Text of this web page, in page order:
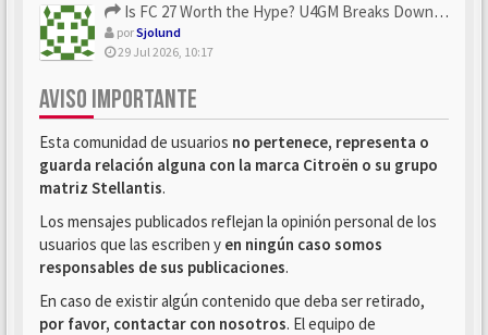
Is FC 27 Worth the Hype? U4GM Breaks Down Every Major Reveal
porSjolund
29 Jul 2026, 10:17
AVISO IMPORTANTE
Esta comunidad de usuarios no pertenece, representa o
guarda relación alguna con la marca Citroën o su grupo
matriz Stellantis.
Los mensajes publicados reflejan la opinión personal de los
usuarios que las escriben y en ningún caso somos
responsables de sus publicaciones.
En caso de existir algún contenido que deba ser retirado,
por favor, contactar con nosotros. El equipo de